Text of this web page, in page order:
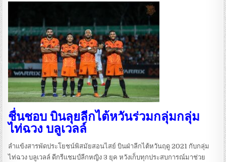
ชื่นชอบ บินลุยลีกไต้หวันร่วมกลุ่มกลุ่ม
ไท่ฉวง บลูเวลล์
ลำแข้งสารพัดประโยชน์พิสมัยสอนไสย์ บินฝ่าลีกไต้หวันฤดู 2021 กับกลุ่ม
ไท่ฉวง บลูเวลล์ ดีกรีแชมป์ลีกหญิง 3 ยุค หวังเก็บทุกประสบการณ์มาช่วย